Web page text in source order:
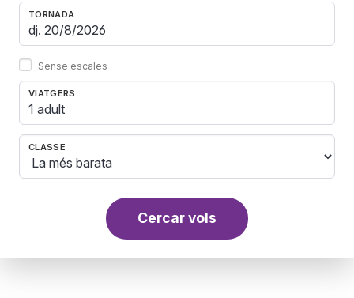
TORNADA
Sense escales
VIATGERS
1 adult
CLASSE
Cercar vols